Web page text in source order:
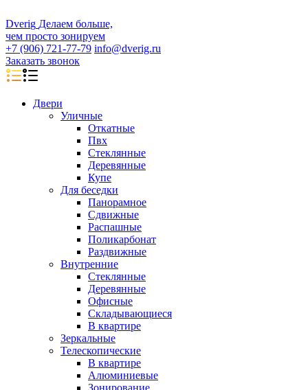
Dverig Делаем больше,
чем просто зонируем
+7 (906) 721-77-79 info@dverig.ru
Заказать звонок
Двери
Уличные
Откатные
Пвх
Стеклянные
Деревянные
Купе
Для беседки
Панорамное
Сдвижные
Распашные
Поликарбонат
Раздвижные
Внутренние
Стеклянные
Деревянные
Офисные
Складывающиеся
В квартире
Зеркальные
Телескопические
В квартире
Алюминиевые
Зонирование